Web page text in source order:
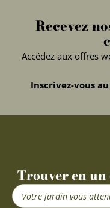
Recevez
Accédez aux offres
Inscrivez-vous
Trouver en un
Search
...